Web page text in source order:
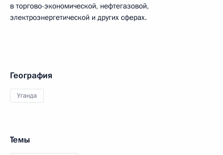
в торгово-экономической, нефтегазовой,
электроэнергетической и других сферах.
География
Уганда
Темы